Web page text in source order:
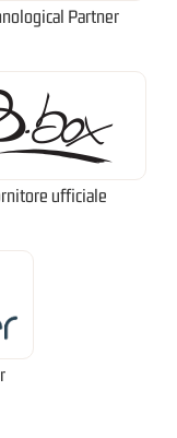
Partner
ufficiale